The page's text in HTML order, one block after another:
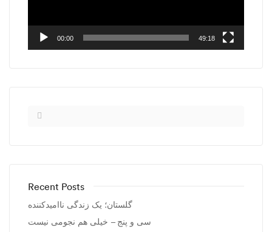
00:00 49:18
Recent Posts
گلستان؛ یک زندگی ناامیدکننده
سی و پنج – خیلی هم نجومی نیست